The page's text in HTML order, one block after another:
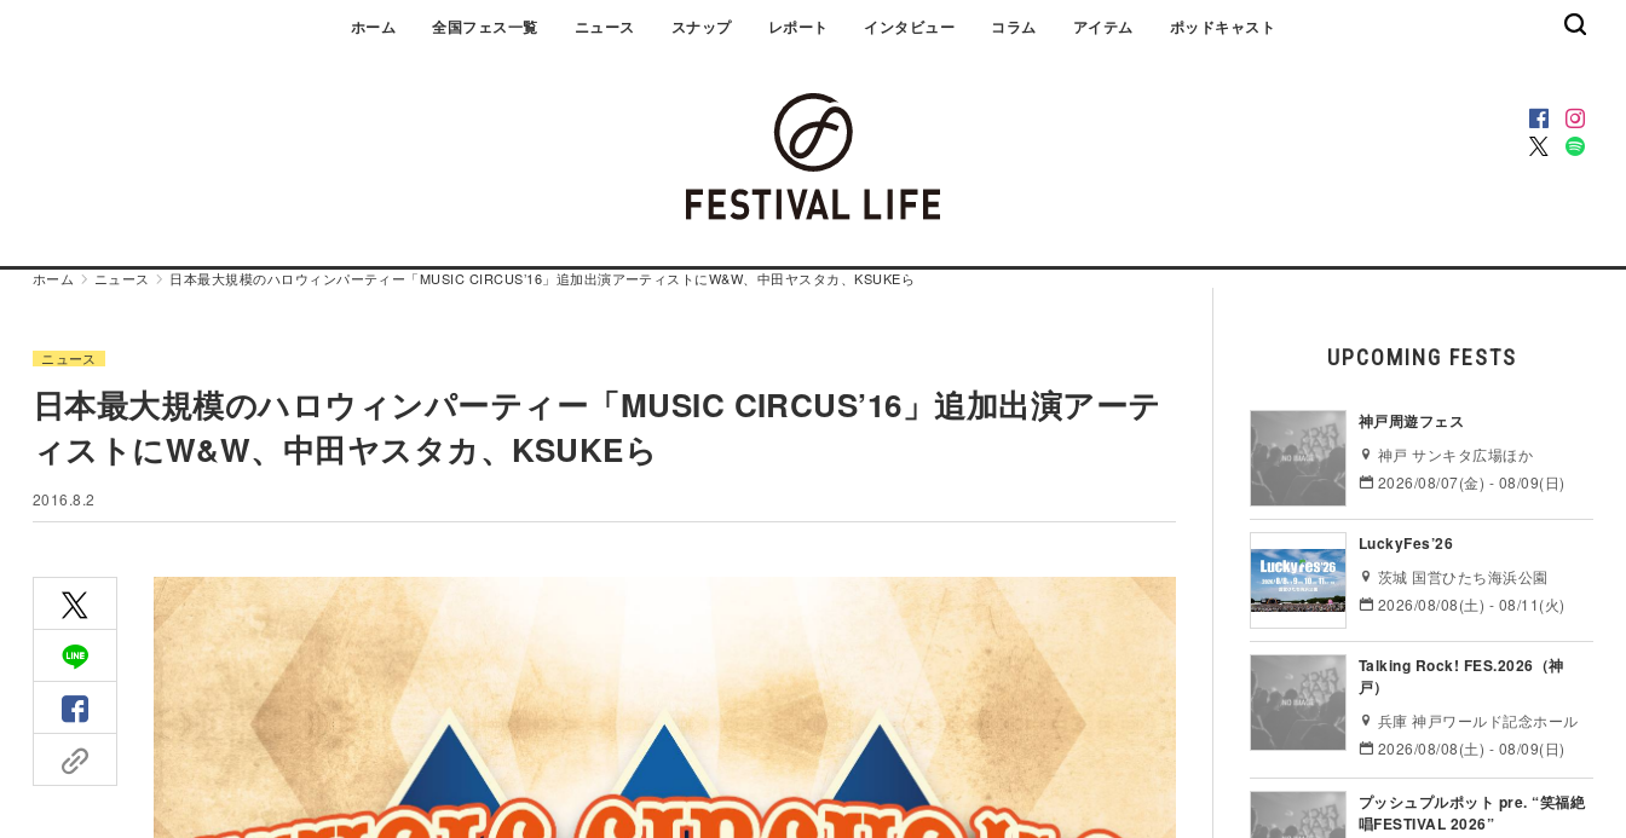
ホーム 全国フェス一覧 ニュース スナップ レポート インタビュー コラム アイテム ポッドキャスト
ホーム ニュース 日本最大規模のハロウィンパーティー「MUSIC CIRCUS’16」追加出演アーティストにW&W、中田ヤスタカ、KSUKEら
ニュース
日本最大規模のハロウィンパーティー「MUSIC CIRCUS’16」追加出演アーテ
ィストにW&W、中田ヤスタカ、KSUKEら
2016.8.2
UPCOMING FESTS
神戸周遊フェス
神戸 サンキタ広場ほか
2026/08/07(金) - 08/09(日)
LuckyFes’26
茨城 国営ひたち海浜公園
2026/08/08(土) - 08/11(火)
Talking Rock! FES.2026（神
戸）
兵庫 神戸ワールド記念ホール
2026/08/08(土) - 08/09(日)
プッシュプルポット pre. “笑福絶
唱FESTIVAL 2026”